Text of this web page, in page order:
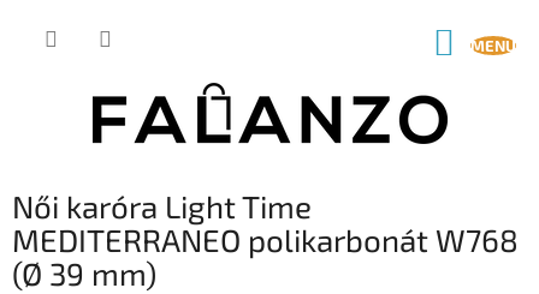
KOSÁR
Női karóra Light Time
MEDITERRANEO polikarbonát W768
(Ø 39 mm)